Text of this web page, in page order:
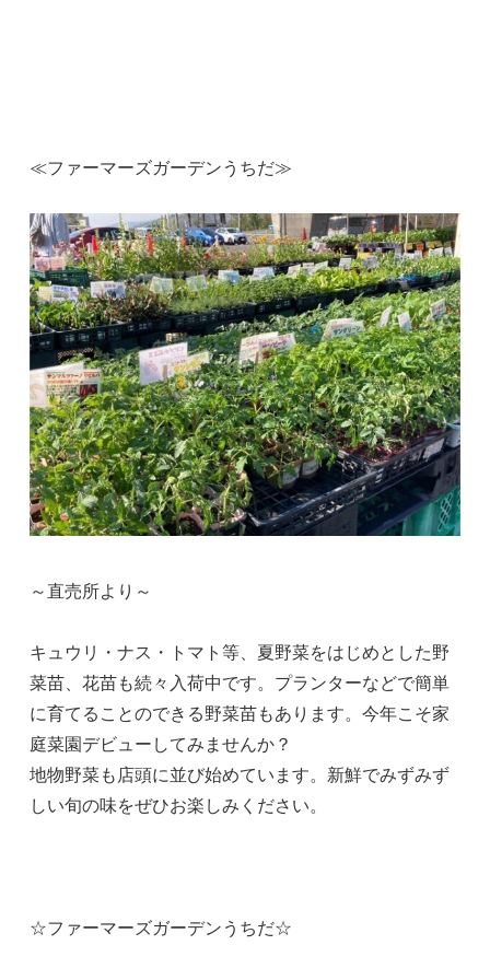
≪ファーマーズガーデンうちだ≫
～直売所より～
キュウリ・ナス・トマト等、夏野菜をはじめとした野
菜苗、花苗も続々入荷中です。プランターなどで簡単
に育てることのできる野菜苗もあります。今年こそ家
庭菜園デビューしてみませんか？
地物野菜も店頭に並び始めています。新鮮でみずみず
しい旬の味をぜひお楽しみください。
☆ファーマーズガーデンうちだ☆